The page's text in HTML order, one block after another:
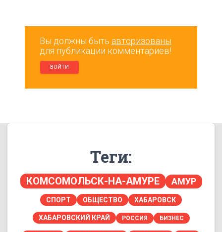
Вы должны быть авторизованы
для публикации комментариев!
ВОЙТИ
Теги:
КОМСОМОЛЬСК-НА-АМУРЕ АМУР
СПОРТ ОБЩЕСТВО ХАБАРОВСК
ХАБАРОВСКИЙ КРАЙ РОССИЯ БИЗНЕС